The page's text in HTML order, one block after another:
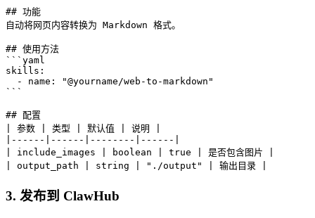
## 功能
自动将网页内容转换为 Markdown 格式。
## 使用方法
```yaml
skills:
  - name: "@yourname/web-to-markdown"
```
## 配置
| 参数 | 类型 | 默认值 | 说明 |
|------|------|--------|------|
| include_images | boolean | true | 是否包含图片 |
| output_path | string | "./output" | 输出目录 |
3. 发布到 ClawHub